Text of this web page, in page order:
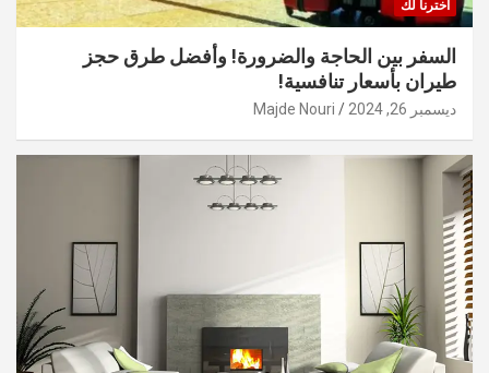
اخترنا لك
السفر بين الحاجة والضرورة! وأفضل طرق حجز
طيران بأسعار تنافسية!
ديسمبر 26, 2024 Majde Nouri